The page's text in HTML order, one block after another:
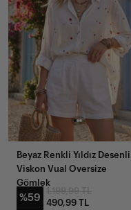
Beyaz Renkli Yıldız Desenli
Viskon Vual Oversize
Gömlek
%59
490,99 TL